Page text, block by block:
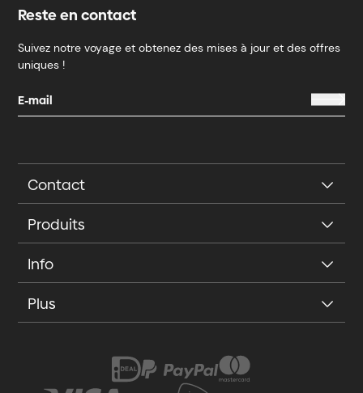
Reste en contact
Suivez notre voyage et obtenez des mises à jour et des offres
uniques !
Contact
Produits
Info
Plus